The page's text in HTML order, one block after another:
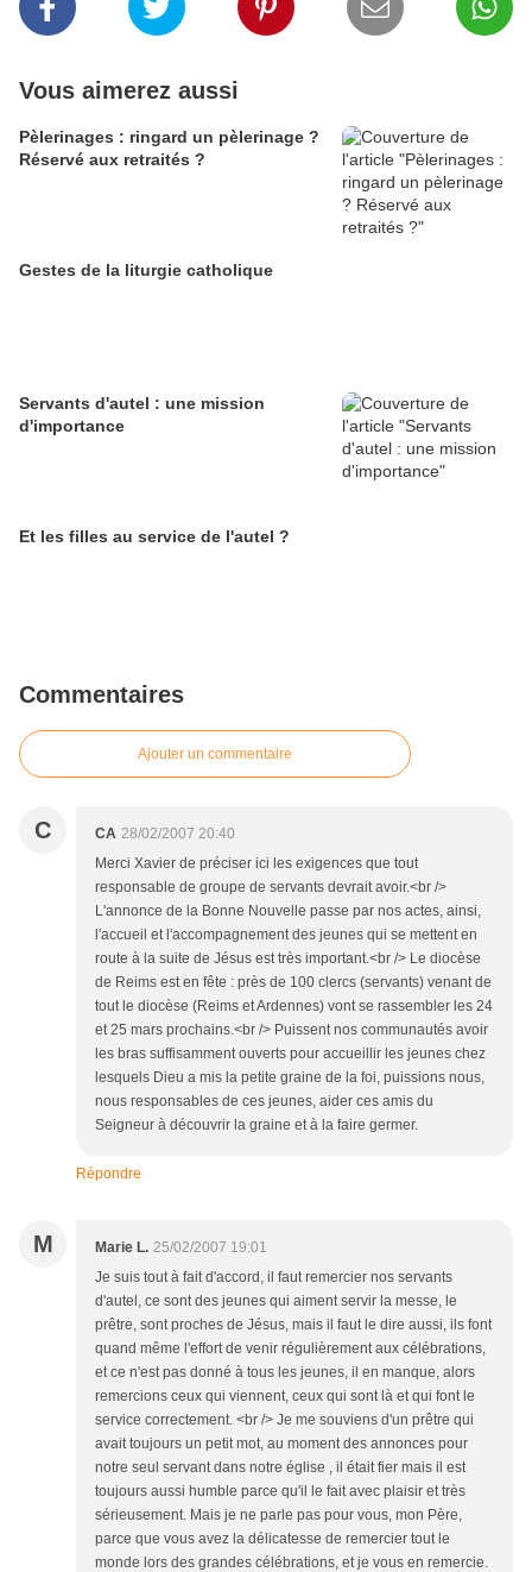
Vous aimerez aussi
Pèlerinages : ringard un pèlerinage ?
Réservé aux retraités ?
Gestes de la liturgie catholique
Servants d'autel : une mission
d'importance
Et les filles au service de l'autel ?
Commentaires
Ajouter un commentaire
C CA 28/02/2007 20:40
Merci Xavier de préciser ici les exigences que tout
responsable de groupe de servants devrait avoir.<br />
L'annonce de la Bonne Nouvelle passe par nos actes, ainsi,
l'accueil et l'accompagnement des jeunes qui se mettent en
route à la suite de Jésus est très important.<br /> Le diocèse
de Reims est en fête : près de 100 clercs (servants) venant de
tout le diocèse (Reims et Ardennes) vont se rassembler les 24
et 25 mars prochains.<br /> Puissent nos communautés avoir
les bras suffisamment ouverts pour accueillir les jeunes chez
lesquels Dieu a mis la petite graine de la foi, puissions nous,
nous responsables de ces jeunes, aider ces amis du
Seigneur à découvrir la graine et à la faire germer.
Répondre
M Marie L. 25/02/2007 19:01
Je suis tout à fait d'accord, il faut remercier nos servants
d'autel, ce sont des jeunes qui aiment servir la messe, le
prêtre, sont proches de Jésus, mais il faut le dire aussi, ils font
quand même l'effort de venir régulièrement aux célébrations,
et ce n'est pas donné à tous les jeunes, il en manque, alors
remercions ceux qui viennent, ceux qui sont là et qui font le
service correctement. <br /> Je me souviens d'un prêtre qui
avait toujours un petit mot, au moment des annonces pour
notre seul servant dans notre église , il était fier mais il est
toujours aussi humble parce qu'il le fait avec plaisir et très
sérieusement. Mais je ne parle pas pour vous, mon Père,
parce que vous avez la délicatesse de remercier tout le
monde lors des grandes célébrations, et je vous en remercie.